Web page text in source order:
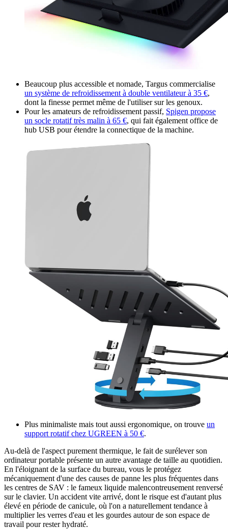
Beaucoup plus accessible et nomade, Targus commercialise
un système de refroidissement à double ventilateur à 35 €,
dont la finesse permet même de l'utiliser sur les genoux.
Pour les amateurs de refroidissement passif, Spigen propose
un socle rotatif très malin à 65 €, qui fait également office de
hub USB pour étendre la connectique de la machine.
Plus minimaliste mais tout aussi ergonomique, on trouve un
support rotatif chez UGREEN à 50 €.
Au-delà de l'aspect purement thermique, le fait de surélever son
ordinateur portable présente un autre avantage de taille au quotidien.
En l'éloignant de la surface du bureau, vous le protégez
mécaniquement d'une des causes de panne les plus fréquentes dans
les centres de SAV : le fameux liquide malencontreusement renversé
sur le clavier. Un accident vite arrivé, dont le risque est d'autant plus
élevé en période de canicule, où l'on a naturellement tendance à
multiplier les verres d'eau et les gourdes autour de son espace de
travail pour rester hydraté.